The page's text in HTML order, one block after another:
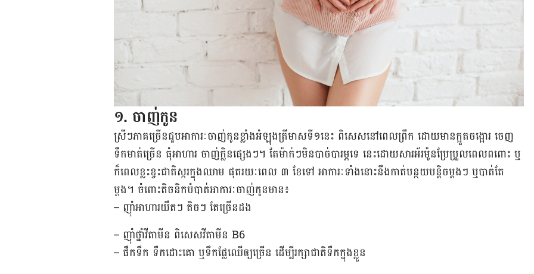
១. ចាញ់កូន
ស្រីៗ​ភាគ​ច្រើន​ជួប​អាការៈ​ចាញ់​កូន​ខ្លាំង​អំឡុង​ត្រីមាស​ទី១នេះ ពិសេស​នៅ​ពេល​ព្រឹក ដោយ​មាន​ក្អួត​ចង្អោរ ចេញ
ទឹកមាត់ច្រើន ធុំ​អាហារ ចាញ់​ក្លិន​ផ្សេងៗ។ តែ​ម៉ាក់ៗ​មិន​បាច់​បារម្ភ​ទេ នេះ​ដោយសារ​អ័រម៉ូន​ប្រែប្រួល​ពេល​ពពោះ ឬ​
ក៏​ពេល​ខ្លះ​ខ្វះ​ជាតិស្ករក្នុង​ឈាម ផុត​រយៈពេល ​៣ ​ខែ​​ទៅ អាការៈ​ទាំង​នោះ​នឹង​កាត់​បន្ថយ​បន្តិច​ម្តងៗ ឬ​បាត់​តែ​
ម្តង។ ចំពោះតិចនិកបំបាត់អាការៈចាញ់កូនមាន៖
– ញ៉ាំអាហារយឺតៗ តិចៗ តែច្រើនដង
– ញ៉ាំថ្នាំវីតាមីន ពិសេសវីតាមីន B6
– ផឹកទឹក ទឹកដោះគោ ឬទឹកផ្លែឈើឲ្យច្រើន ដើម្បីរក្សាជាតិទឹកក្នុងខ្លួន